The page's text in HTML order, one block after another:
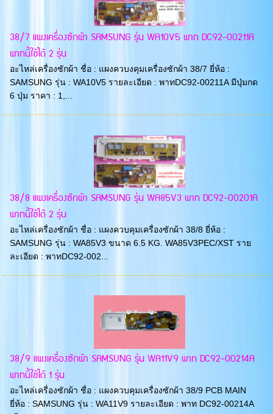
38/7 แผงเครื่องซักผ้า SAMSUNG รุ่น WA10V5 พาท DC92-00211A
พาทนี้ใช้ได้ 2 รุ่น
อะไหล่เครื่องซักผ้า ชื่อ : แผงควบงคุมเครื่องซักผ้า 38/7 ยี่ห้อ :
SAMSUNG รุ่น : WA10V5 รายละเอียด : พาทDC92-00211A มีปุ่มกด
6 ปุ่ม ราคา : 1,...
38/8 แผงเครื่องซักผ้า SAMSUNG รุ่น WA85V3 พาท DC92-00201A
พาทนี้ใช้ได้ 2 รุ่น
อะไหล่เครื่องซักผ้า ชื่อ : แผงควบคุมเครื่องซักผ้า 38/8 ยี่ห้อ :
SAMSUNG รุ่น : WA85V3 ขนาด 6.5 KG. WA85V3PEC/XST ราย
ละเอียด : พาทDC92-002...
38/9 แผงเครื่องซักผ้า SAMSUNG รุ่น WA11V9 พาท DC92-00214A
พาทนี้ใช้ได้ 1 รุ่น
อะไหล่เครื่องซักผ้า ชื่อ : แผงควบคุมเครื่องซักผ้า 38/9 PCB MAIN
ยี่ห้อ : SAMSUNG รุ่น : WA11V9 รายละเอียด : พาท DC92-00214A